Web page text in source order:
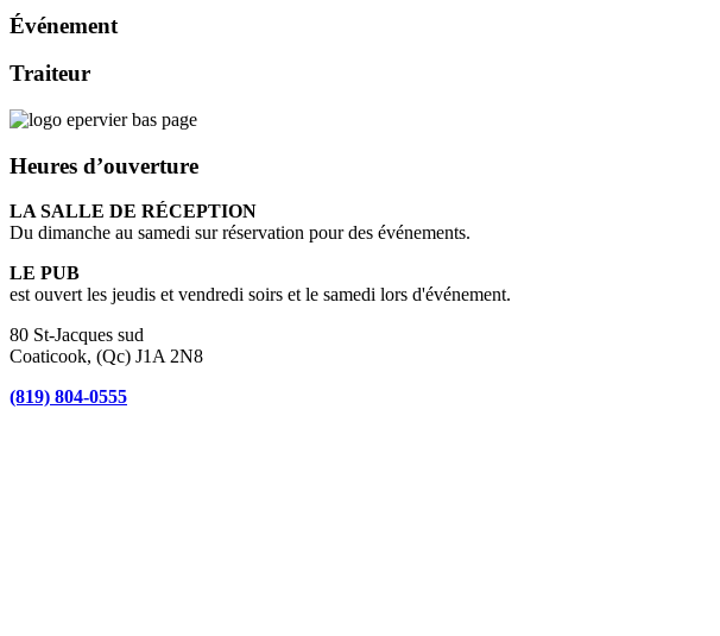
Événement
Traiteur
Heures d’ouverture
LA SALLE DE RÉCEPTION
Du dimanche au samedi sur réservation pour des événements.
LE PUB
est ouvert les jeudis et vendredi soirs et le samedi lors d'événement.
80 St-Jacques sud
Coaticook, (Qc) J1A 2N8
(819) 804-0555